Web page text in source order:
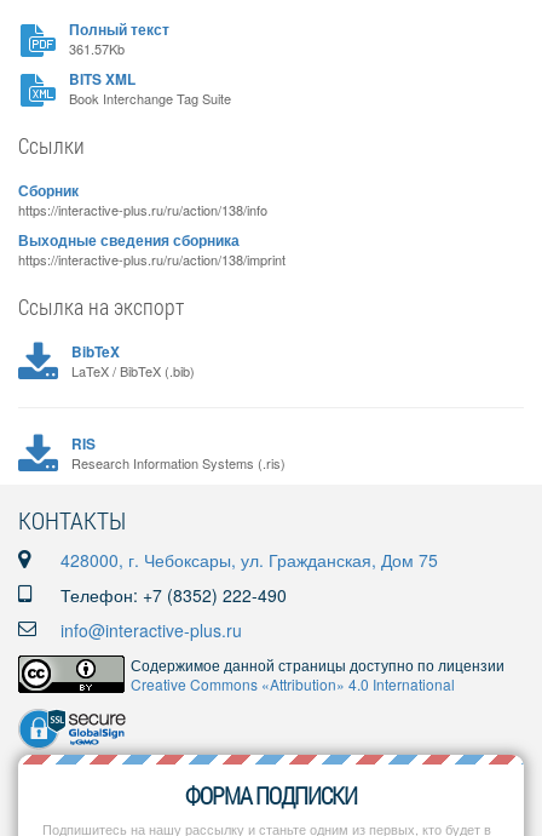
Полный текст
361.57Kb
BITS XML
Book Interchange Tag Suite
Ссылки
Сборник
https://interactive-plus.ru/ru/action/138/info
Выходные сведения сборника
https://interactive-plus.ru/ru/action/138/imprint
Ссылка на экспорт
BibTeX
LaTeX / BibTeX (.bib)
RIS
Research Information Systems (.ris)
КОНТАКТЫ
428000, г. Чебоксары, ул. Гражданская, Дом 75
Телефон: +7 (8352) 222-490
info@interactive-plus.ru
Содержимое данной страницы доступно по лицензии
Creative Commons «Attribution» 4.0 International
ФОРМА ПОДПИСКИ
Подпишитесь на нашу рассылку и станьте одним из первых, кто будет в